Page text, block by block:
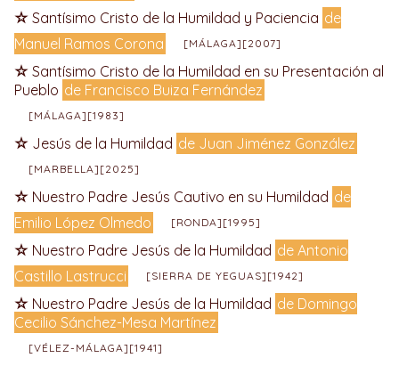
Santísimo Cristo de la Humildad y Paciencia de
Manuel Ramos Corona
[MÁLAGA][2007]
Santísimo Cristo de la Humildad en su Presentación al
Pueblo de Francisco Buiza Fernández
[MÁLAGA][1983]
Jesús de la Humildad de Juan Jiménez González
[MARBELLA][2025]
Nuestro Padre Jesús Cautivo en su Humildad de
Emilio López Olmedo
[RONDA][1995]
Nuestro Padre Jesús de la Humildad de Antonio
Castillo Lastrucci
[SIERRA DE YEGUAS][1942]
Nuestro Padre Jesús de la Humildad de Domingo
Cecilio Sánchez-Mesa Martínez
[VÉLEZ-MÁLAGA][1941]